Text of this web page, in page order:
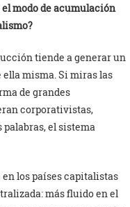
modo de acumulación
tiende a generar un
misma. Si miras las
de grandes
corporativistas,
el sistema
los países capitalistas
más fluido en el